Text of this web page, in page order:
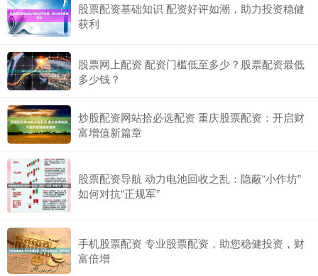
股票配资基础知识 配资好评如潮，助力投资稳健
获利
股票网上配资 配资门槛低至多少？股票配资最低
多少钱？
炒股配资网站拾必选配资 重庆股票配资：开启财
富增值新篇章
股票配资导航 动力电池回收之乱：隐蔽“小作坊”
如何对抗“正规军”
手机股票配资 专业股票配资，助您稳健投资，财
富倍增